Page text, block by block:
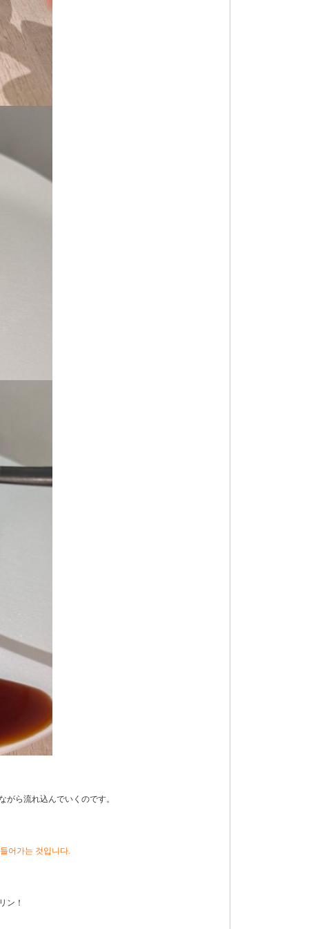
ら流れ込んでいくのです。
어가는 것입니다.
ン！